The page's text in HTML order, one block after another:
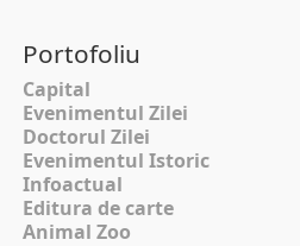
Portofoliu
Capital
Evenimentul Zilei
Doctorul Zilei
Evenimentul Istoric
Infoactual
Editura de carte
Animal Zoo